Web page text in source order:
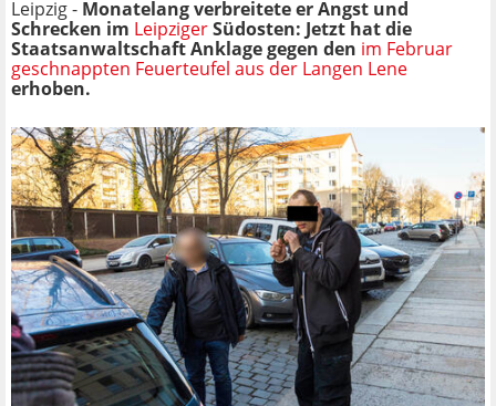
Leipzig - Monatelang verbreitete er Angst und
Schrecken im LeipzigerSüdosten: Jetzt hat die
Staatsanwaltschaft Anklage gegen den im Februar
geschnappten Feuerteufel aus der Langen Lene
erhoben.